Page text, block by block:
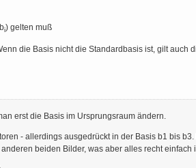
i) gelten muß
die Basis nicht die Standardbasis ist, gilt auch
erst die Basis im Ursprungsraum ändern.
- allerdings ausgedrückt in der Basis b1 bis
beiden Bilder, was aber alles recht einfach